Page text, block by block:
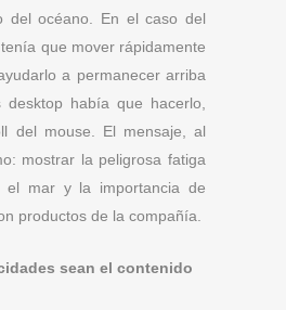
del océano. En el caso del
que mover rápidamente
a permanecer arriba
había que hacerlo,
del mouse. El mensaje, al
mostrar la peligrosa fatiga
mar y la importancia de
productos de la compañía.
sean el contenido